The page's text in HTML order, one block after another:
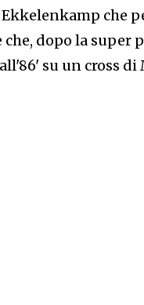
che
dopo la super
su un cross di